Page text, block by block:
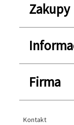
Zakupy
Firma
Kontakt
Kontakt